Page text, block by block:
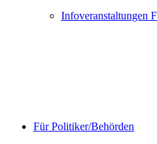
Infoveranstaltungen
Für Politiker/Behörden